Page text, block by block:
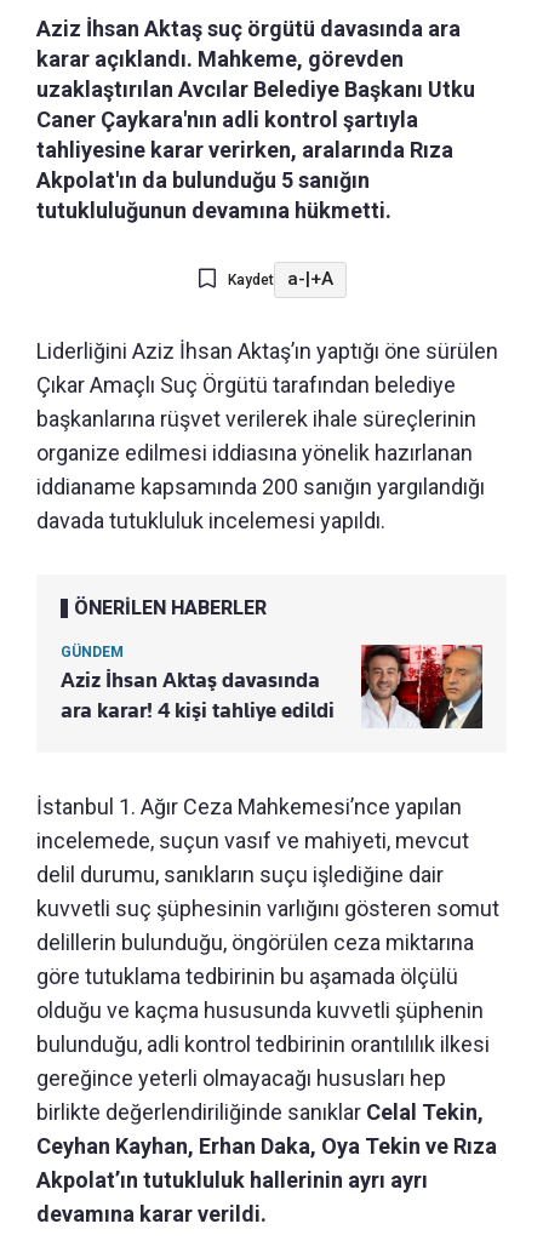
Aziz İhsan Aktaş suç örgütü davasında ara
karar açıklandı. Mahkeme, görevden
uzaklaştırılan Avcılar Belediye Başkanı Utku
Caner Çaykara'nın adli kontrol şartıyla
tahliyesine karar verirken, aralarında Rıza
Akpolat'ın da bulunduğu 5 sanığın
tutukluluğunun devamına hükmetti.
Kaydet a- +A
Liderliğini Aziz İhsan Aktaş’ın yaptığı öne sürülen
Çıkar Amaçlı Suç Örgütü tarafından belediye
başkanlarına rüşvet verilerek ihale süreçlerinin
organize edilmesi iddiasına yönelik hazırlanan
iddianame kapsamında 200 sanığın yargılandığı
davada tutukluluk incelemesi yapıldı.
ÖNERİLEN HABERLER
GÜNDEM
Aziz İhsan Aktaş davasında
ara karar! 4 kişi tahliye edildi
İstanbul 1. Ağır Ceza Mahkemesi’nce yapılan
incelemede, suçun vasıf ve mahiyeti, mevcut
delil durumu, sanıkların suçu işlediğine dair
kuvvetli suç şüphesinin varlığını gösteren somut
delillerin bulunduğu, öngörülen ceza miktarına
göre tutuklama tedbirinin bu aşamada ölçülü
olduğu ve kaçma hususunda kuvvetli şüphenin
bulunduğu, adli kontrol tedbirinin orantılılık ilkesi
gereğince yeterli olmayacağı hususları hep
birlikte değerlendiriliğinde sanıklar Celal Tekin,
Ceyhan Kayhan, Erhan Daka, Oya Tekin ve Rıza
Akpolat’ın tutukluluk hallerinin ayrı ayrı
devamına karar verildi.